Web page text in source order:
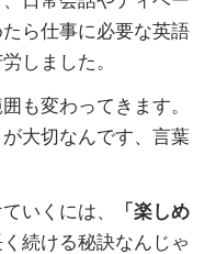
ら仕事に必要な英語
しました。
も変わってきます。
大切なんです、言葉
いくには、
「楽しめ
続ける秘訣なんじゃ